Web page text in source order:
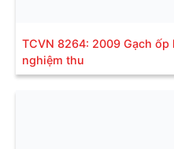
TCVN 8264: 2009 Gạch
nghiệm thu